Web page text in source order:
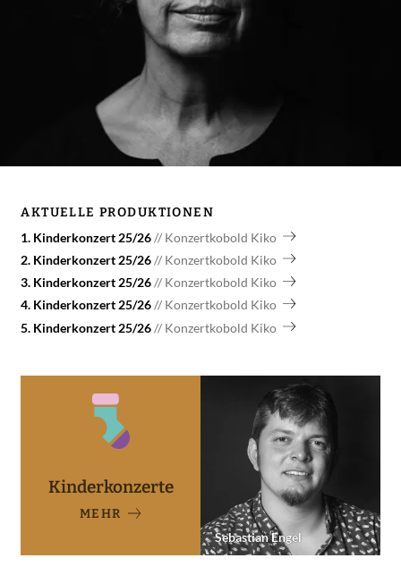
AKTUELLE PRODUKTIONEN
1. Kinderkonzert 25/26
Konzertkobold Kiko
2. Kinderkonzert 25/26
Konzertkobold Kiko
3. Kinderkonzert 25/26
Konzertkobold Kiko
4. Kinderkonzert 25/26
Konzertkobold Kiko
5. Kinderkonzert 25/26
Konzertkobold Kiko
Kinderkonzerte
MEHR
Sebastian Engel